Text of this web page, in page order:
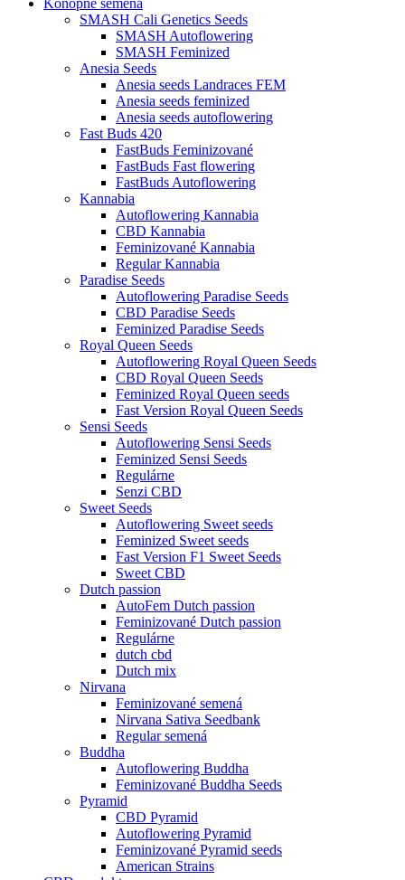
Konopné semená
SMASH Cali Genetics Seeds
SMASH Autoflowering
SMASH Feminized
Anesia Seeds
Anesia seeds Landraces FEM
Anesia seeds feminized
Anesia seeds autoflowering
Fast Buds 420
FastBuds Feminizované
FastBuds Fast flowering
FastBuds Autoflowering
Kannabia
Autoflowering Kannabia
CBD Kannabia
Feminizované Kannabia
Regular Kannabia
Paradise Seeds
Autoflowering Paradise Seeds
CBD Paradise Seeds
Feminized Paradise Seeds
Royal Queen Seeds
Autoflowering Royal Queen Seeds
CBD Royal Queen Seeds
Feminized Royal Queen seeds
Fast Version Royal Queen Seeds
Sensi Seeds
Autoflowering Sensi Seeds
Feminized Sensi Seeds
Regulárne
Senzi CBD
Sweet Seeds
Autoflowering Sweet seeds
Feminized Sweet seeds
Fast Version F1 Sweet Seeds
Sweet CBD
Dutch passion
AutoFem Dutch passion
Feminizované Dutch passion
Regulárne
dutch cbd
Dutch mix
Nirvana
Feminizované semená
Nirvana Sativa Seedbank
Regular semená
Buddha
Autoflowering Buddha
Feminizované Buddha Seeds
Pyramid
CBD Pyramid
Autoflowering Pyramid
Feminizované Pyramid seeds
American Strains